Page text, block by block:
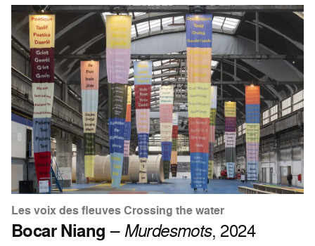
Les voix des fleuves Crossing the water
Bocar Niang – Murdesmots, 2024